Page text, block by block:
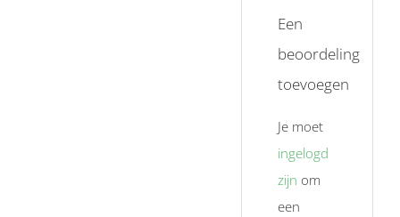
Een
beoordeling
toevoegen
Je moet
ingelogd
zijn om
een